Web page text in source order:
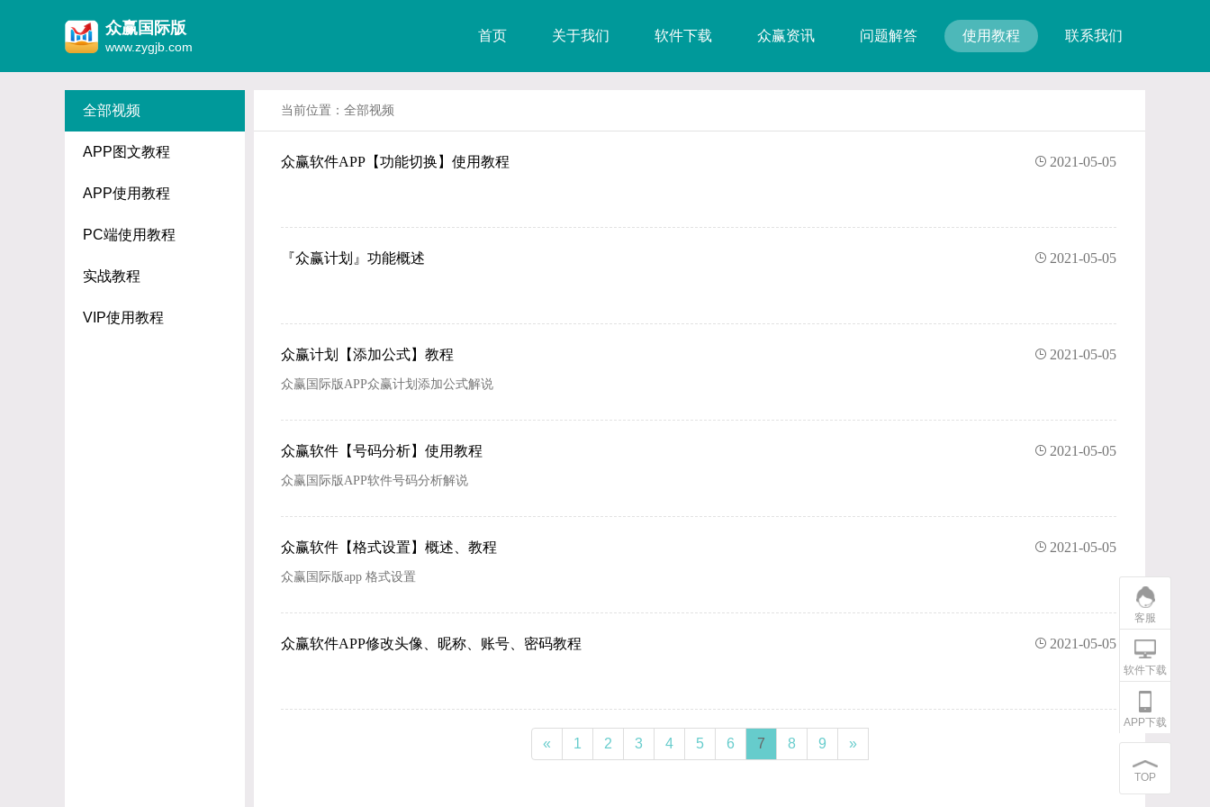
众赢国际版
www.zygjb.com
首页 关于我们 软件下载 众赢资讯 问题解答 使用教程 联系我们
全部视频
APP图文教程
APP使用教程
PC端使用教程
实战教程
VIP使用教程
当前位置： 全部视频
众赢软件APP【功能切换】使用教程 2021-05-05
『众赢计划』功能概述 2021-05-05
众赢计划【添加公式】教程 2021-05-05
众赢国际版APP众赢计划添加公式解说
众赢软件【号码分析】使用教程 2021-05-05
众赢国际版APP软件号码分析解说
众赢软件【格式设置】概述、教程 2021-05-05
众赢国际版app 格式设置
众赢软件APP修改头像、昵称、账号、密码教程 2021-05-05
« 1 2 3 4 5 6 7 8 9 »
客服
软件下载
APP下载
TOP